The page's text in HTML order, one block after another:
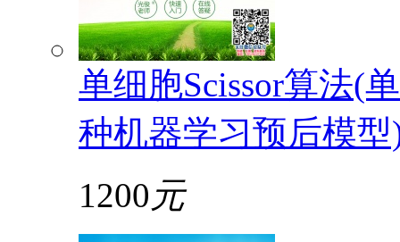
单细胞Scissor算法(
种机器学习预后模型
1200 元